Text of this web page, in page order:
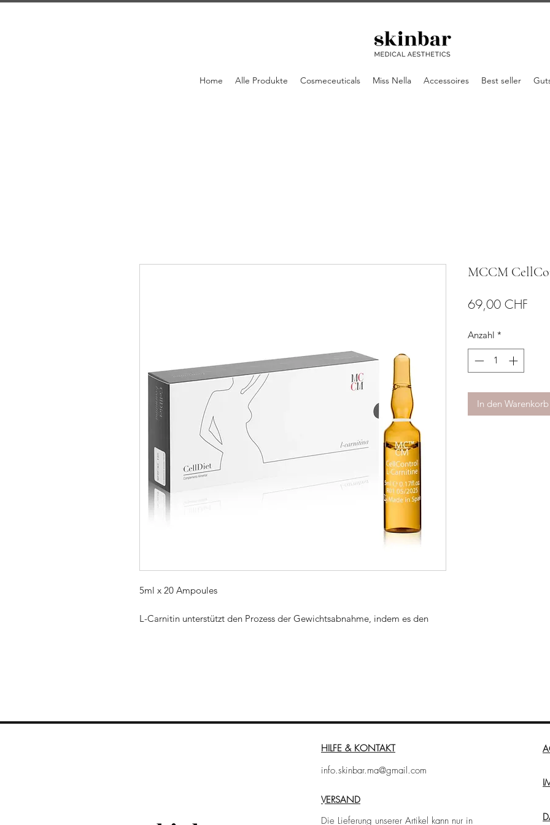
Home Alle Produkte Cosmeceuticals Miss Nella Accessoires Best seller
5ml x 20 Ampoules
L-Carnitin unterstützt den Prozess der Gewichtsabnahme, indem es den
MCCM
69,00 CHF
Anzahl *
In den Warenkorb
HILFE & KONTAKT
info.skinbar.ma@gmail.com
VERSAND
Die Lieferung unserer Artikel kann nur in